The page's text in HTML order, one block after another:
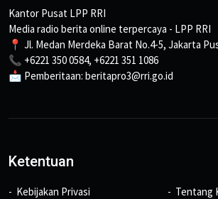
Kantor Pusat LPP RRI
Media radio berita online terpercaya - LPP RRI
📍 Jl. Medan Merdeka Barat No.4-5, Jakarta
📞 +6221 350 0584, +6221 351 1086
📩 Pemberitaan: beritapro3@rri.go.id
Ketentuan
Kebijakan Privasi
Tentang